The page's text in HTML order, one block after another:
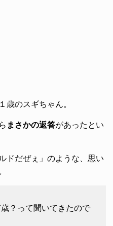
歳のスギちゃん。
まさかの返答があったとい
ドだぜぇ」のような、思い
？って聞いてきたので